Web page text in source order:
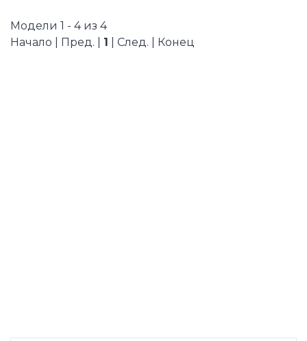
Модели 1 - 4 из 4
Начало | Пред. | 1 | След. | Конец